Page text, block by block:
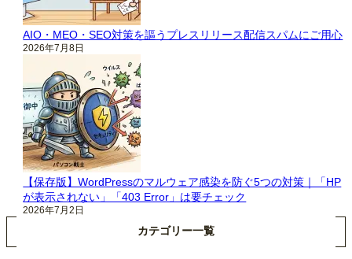
AIO・MEO・SEO対策を謳うプレスリリース配信スパムにご用心
2026年7月8日
【保存版】WordPressのマルウェア感染を防ぐ5つの対策｜「HP
が表示されない」「403 Error」は要チェック
2026年7月2日
カテゴリー一覧